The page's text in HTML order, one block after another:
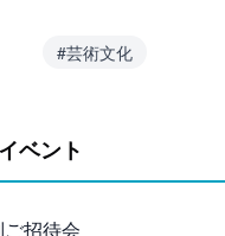
#芸術文化
ベント
招待会